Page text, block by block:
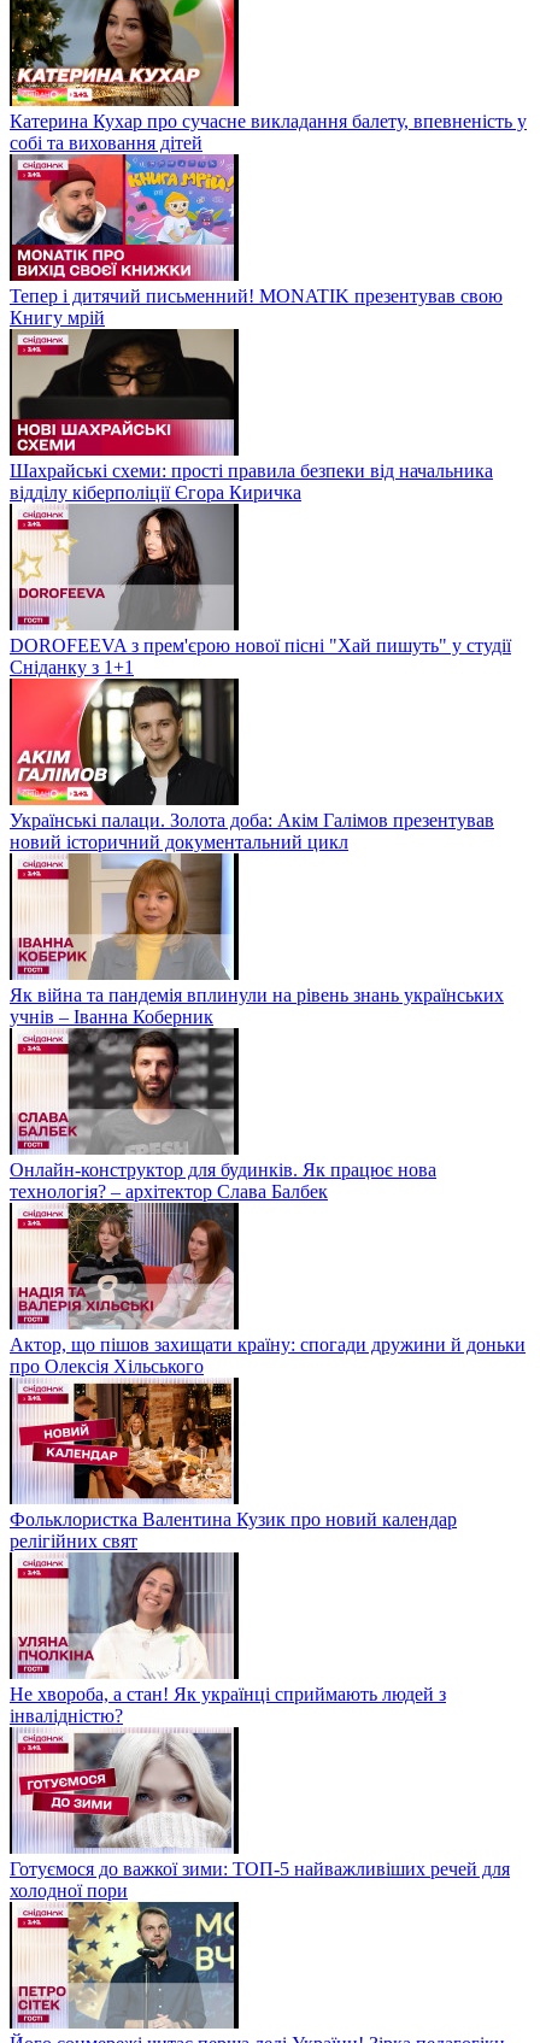
Катерина Кухар про сучасне викладання балету, впевненість у
собі та виховання дітей
Тепер і дитячий письменний! MONATIK презентував свою
Книгу мрій
Шахрайські схеми: прості правила безпеки від начальника
відділу кіберполіції Єгора Киричка
DOROFEEVA з прем'єрою нової пісні "Хай пишуть" у студії
Сніданку з 1+1
Українські палаци. Золота доба: Акім Галімов презентував
новий історичний документальний цикл
Як війна та пандемія вплинули на рівень знань українських
учнів – Іванна Коберник
Онлайн-конструктор для будинків. Як працює нова
технологія? – архітектор Слава Балбек
Актор, що пішов захищати країну: спогади дружини й доньки
про Олексія Хільського
Фольклористка Валентина Кузик про новий календар
релігійних свят
Не хвороба, а стан! Як українці сприймають людей з
інвалідністю?
Готуємося до важкої зими: ТОП-5 найважливіших речей для
холодної пори